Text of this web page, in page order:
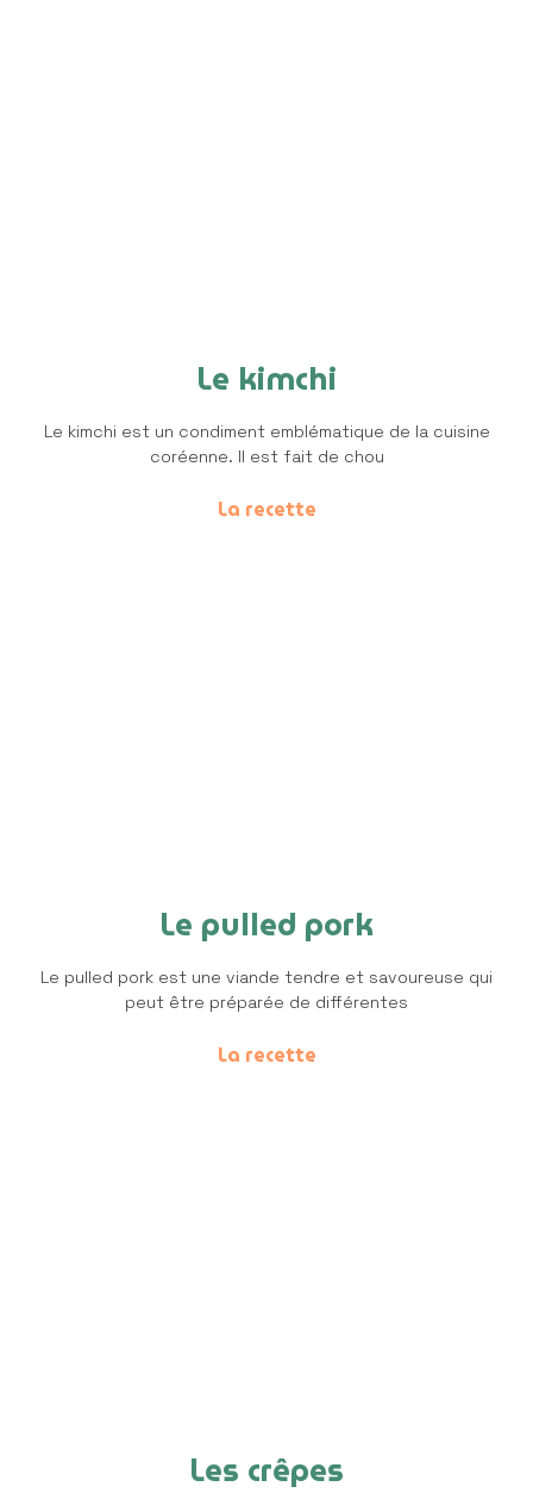
Le kimchi
Le kimchi est un condiment emblématique de la cuisine
coréenne. Il est fait de chou
La recette
Le pulled pork
Le pulled pork est une viande tendre et savoureuse qui
peut être préparée de différentes
La recette
Les crêpes